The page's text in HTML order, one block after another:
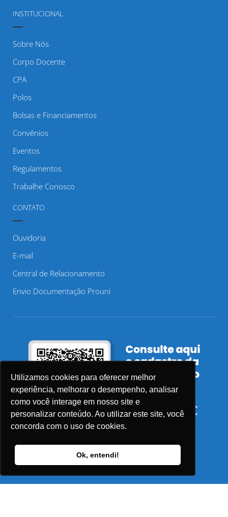
Utilizamos cookies para oferecer melhor
experiência, melhorar o desempenho, analisar
como você interage em nosso site e
personalizar conteúdo. Ao utilizar este site, você
concorda com o uso de cookies.
Ok, entendi!
INSTITUCIONAL
Sobre Nós
Corpo Docente
CPA
Polos
Bolsas e Financiamentos
Convênios
Eventos
Regulamentos
Trabalhe Conosco
CONTATO
Ouvidoria
E-mail
Central de Relacionamento
Envio Documentação Prouni